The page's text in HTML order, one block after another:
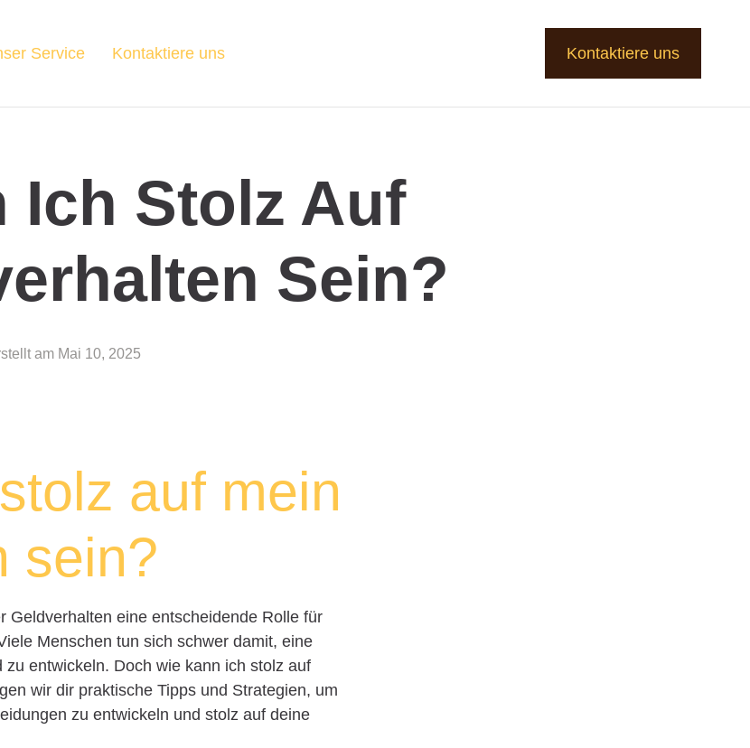
Service Kontaktiere uns Kontaktiere uns
Ich Stolz Auf
Sein?
am Mai 10, 2025
auf mein
sein?
Geldverhalten eine entscheidende Rolle für
Menschen tun sich schwer damit, eine
entwickeln. Doch wie kann ich stolz auf
wir dir praktische Tipps und Strategien, um
zu entwickeln und stolz auf deine